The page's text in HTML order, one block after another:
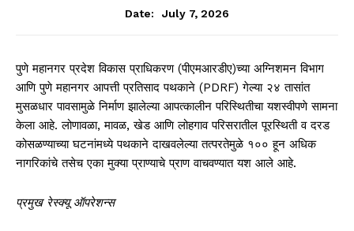
Date:
July 7, 2026
पुणे महानगर प्रदेश विकास प्राधिकरण (पीएमआरडीए)च्या अग्निशमन विभाग
आणि पुणे महानगर आपत्ती प्रतिसाद पथकाने (PDRF) गेल्या २४ तासांत
मुसळधार पावसामुळे निर्माण झालेल्या आपत्कालीन परिस्थितीचा यशस्वीपणे सामना
केला आहे. लोणावळा, मावळ, खेड आणि लोहगाव परिसरातील पूरस्थिती व दरड
कोसळण्याच्या घटनांमध्ये पथकाने दाखवलेल्या तत्परतेमुळे १०० हून अधिक
नागरिकांचे तसेच एका मुक्या प्राण्याचे प्राण वाचवण्यात यश आले आहे.
प्रमुख रेस्क्यू ऑपरेशन्स